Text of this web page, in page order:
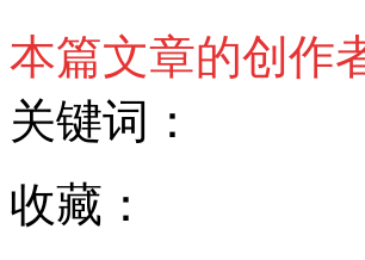
本篇文章的创作
关键词：
收藏：